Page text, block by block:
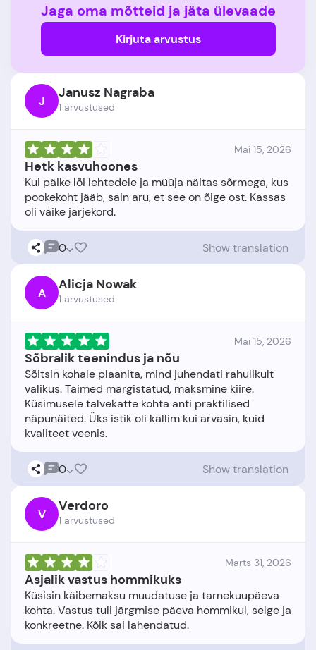
Jaga oma mõtteid ja jäta ülevaade
Kirjuta arvustus
J Janusz Nagraba
1 arvustused
Mai 15, 2026
Hetk kasvuhoones
Kui päike lõi lehtedele ja müüja näitas sõrmega, kus
pookekoht jääb, sain aru, et see on õige ost. Kassas
0 Show translation
A Alicja Nowak
1 arvustused
Mai 15, 2026
Sõbralik teenindus ja nõu
Sõitsin kohale plaanita, mind juhendati rahulikult
valikus. Taimed märgistatud, maksmine kiire.
Küsimusele talvekatte kohta anti praktilised
näpunäited. Üks istik oli kallim kui arvasin, kuid
0 Show translation
V Verdoro
1 arvustused
Märts 31, 2026
Asjalik vastus hommikuks
Küsisin käibemaksu muudatuse ja tarnekuupäeva
kohta. Vastus tuli järgmise päeva hommikul, selge ja